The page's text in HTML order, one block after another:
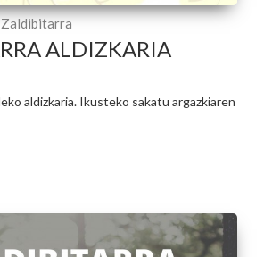
Zaldibitarra
ALDIZKARIA
aldizkaria. Ikusteko sakatu argazkiaren